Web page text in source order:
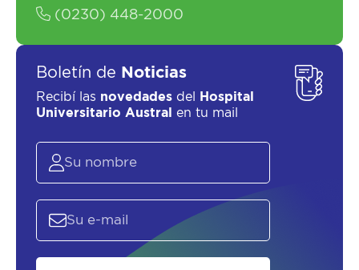
(0230) 448-2000
Boletín de Noticias
Recibí las novedades del
Hospital
Universitario Austral
en tu mail